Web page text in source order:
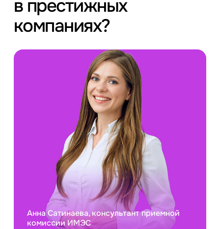
в престижных
компаниях?
Анна Сатинаева, консультант приемной
комиссии ИМЭС